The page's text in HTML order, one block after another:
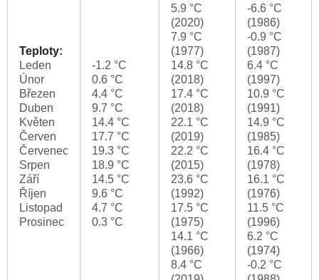
Teploty:
Leden
Únor
Březen
Duben
Květen
Červen
Červenec
Srpen
Září
Říjen
Listopad
Prosinec
-1.2 °C
0.6 °C
4.4 °C
9.7 °C
14.4 °C
17.7 °C
19.3 °C
18.9 °C
14.5 °C
9.6 °C
4.7 °C
0.3 °C
5.9 °C
(2020)
7.9 °C
(1977)
14.8 °C
(2018)
17.4 °C
(2018)
22.1 °C
(2019)
22.2 °C
(2015)
23.6 °C
(1992)
17.5 °C
(1975)
14.1 °C
(1966)
8.4 °C
-6.6 °C
(1986)
-0.9 °C
(1987)
6.4 °C
(1997)
10.9 °C
(1991)
14.9 °C
(1985)
16.4 °C
(1978)
16.1 °C
(1976)
11.5 °C
(1996)
6.2 °C
(1974)
-0.2 °C